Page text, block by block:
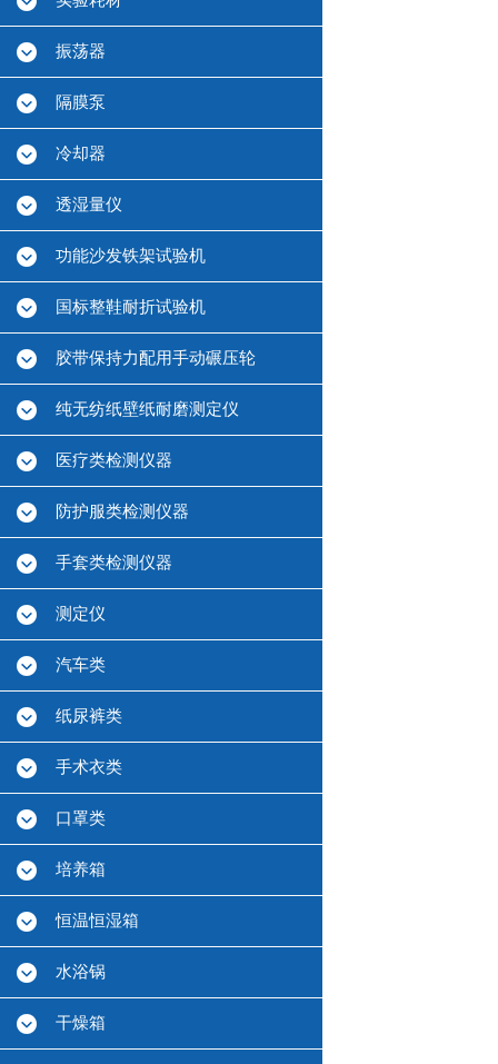
振荡器
隔膜泵
冷却器
透湿量仪
功能沙发铁架试验机
国标整鞋耐折试验机
胶带保持力配用手动碾压轮
纯无纺纸壁纸耐磨测定仪
医疗类检测仪器
防护服类检测仪器
手套类检测仪器
测定仪
汽车类
纸尿裤类
手术衣类
口罩类
培养箱
恒温恒湿箱
水浴锅
干燥箱